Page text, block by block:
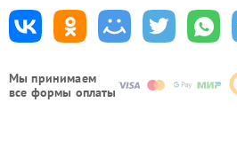
Мы принимаем
все формы оплаты